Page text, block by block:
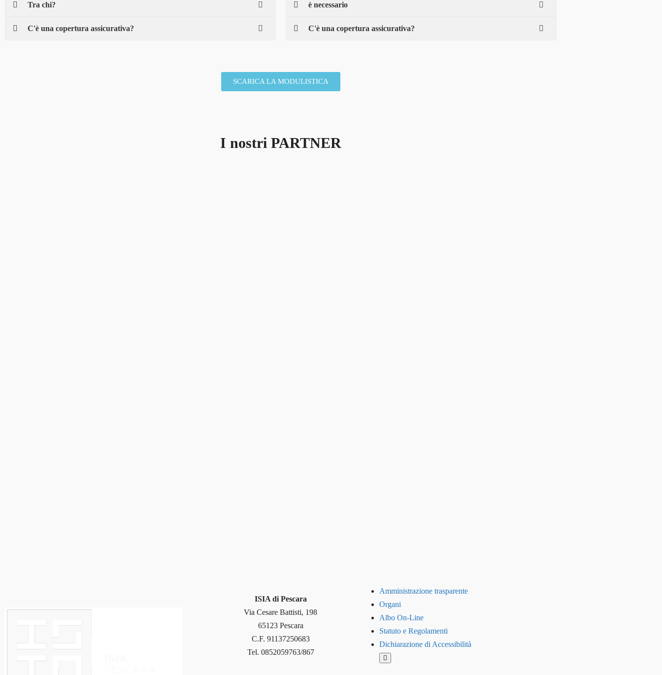
Tra chi?
C'è una copertura assicurativa?
è necessario
C'è una copertura assicurativa?
SCARICA LA MODULISTICA
I nostri PARTNER
ISIA di Pescara
Via Cesare Battisti, 198
65123 Pescara
C.F. 91137250683
Tel. 0852059763/867
Amministrazione trasparente
Organi
Albo On-Line
Statuto e Regolamenti
Dichiarazione di Accessibilità
Hamburger Toggle Menu